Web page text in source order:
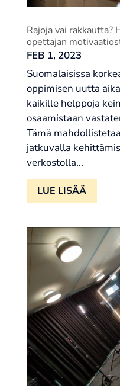
Rajoja vai rakkautta?
opettajan
FEB 1, 2023
Suomalaisissa
oppimisen uutta
kaikille helppoja
osaamistaan
Tämä
jatkuvalla
verkostolla...
LUE LISÄÄ